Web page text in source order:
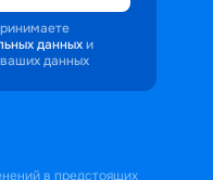
данных и
данных
в предстоящих